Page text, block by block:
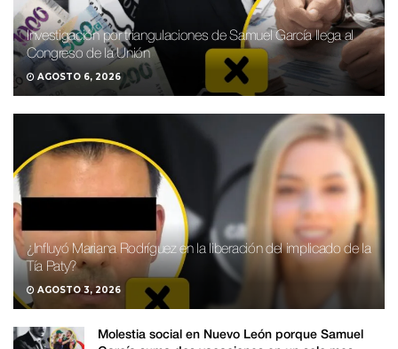
Investigación por triangulaciones de Samuel García llega al
Congreso de la Unión
AGOSTO 6, 2026
¿Influyó Mariana Rodríguez en la liberación del implicado de la
Tía Paty?
AGOSTO 3, 2026
Molestia social en Nuevo León porque Samuel